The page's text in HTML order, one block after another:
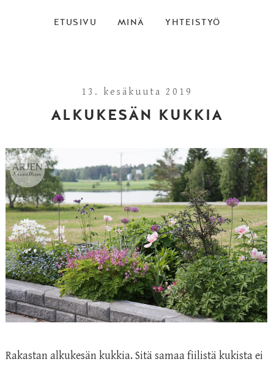
ETUSIVU MINÄ YHTEISTYÖ
13. kesäkuuta 2019
ALKUKESÄN KUKKIA
Rakastan alkukesän kukkia. Sitä samaa fiilistä kukista ei